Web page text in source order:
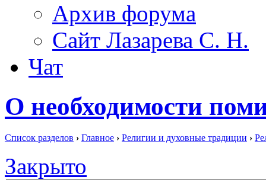
Архив форума
Сайт Лазарева С. Н.
Чат
О необходимости
Список разделов › Главное › Религии и духовные традиции ›
Закрыто